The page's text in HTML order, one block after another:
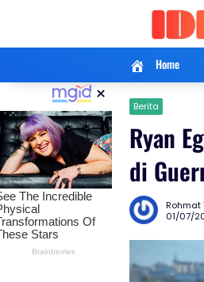
Home
× Berita
Ryan
di
Rohmat
01/07/